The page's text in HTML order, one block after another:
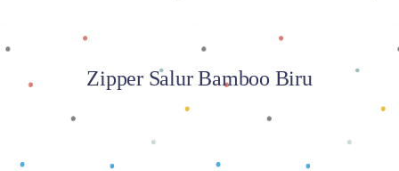
Zipper Salur Bamboo Biru